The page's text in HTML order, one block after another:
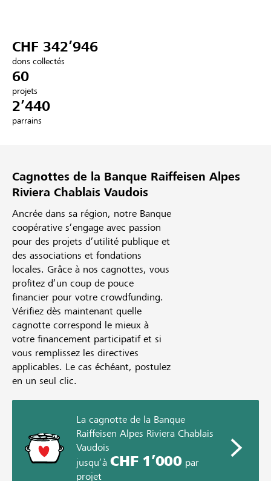
S'inscrire
DE FR
CHF 342’946
dons collectés
60
projets
2’440
parrains
Cagnottes de la Banque Raiffeisen Alpes
Riviera Chablais Vaudois
Ancrée dans sa région, notre Banque
coopérative s’engage avec passion
pour des projets d’utilité publique et
des associations et fondations
locales. Grâce à nos cagnottes, vous
profitez d’un coup de pouce
financier pour votre crowdfunding.
Vérifiez dès maintenant quelle
cagnotte correspond le mieux à
votre financement participatif et si
vous remplissez les directives
applicables. Le cas échéant, postulez
en un seul clic.
La cagnotte de la Banque
Raiffeisen Alpes Riviera Chablais
Vaudois
jusqu’à CHF 1’000par
projet